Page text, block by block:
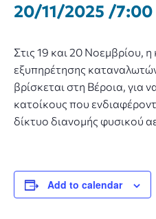
20/11/2025 /7:00
Στις 19 και 20 Νοεμβρίου,
εξυπηρέτησης
βρίσκεται στη Βέροια, για
κατοίκους που
δίκτυο διανομής φυσικού
Add to calendar